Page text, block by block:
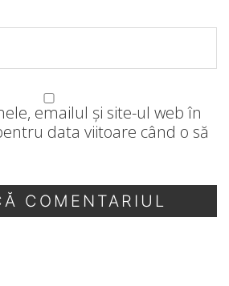
emailul și site-ul web în
data viitoare când o să